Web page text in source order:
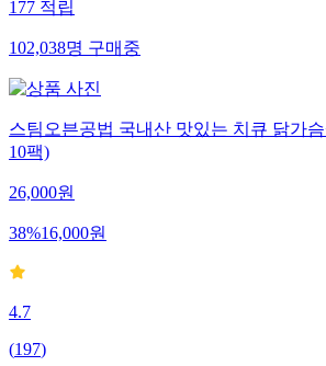
177 적립
102,038명 구매중
스팀오븐공법 국내산 맛있는 치큐 닭가
10팩)
26,000원
38%16,000원
4.7
(197)